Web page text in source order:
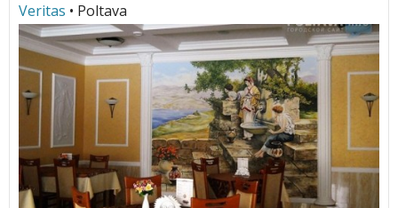
Veritas • Poltava